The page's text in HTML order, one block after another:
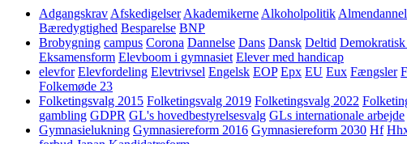
Adgangskrav Afskedigelser Akademikerne Alkoholpolitik
Bæredygtighed Besparelse BNP
Brobygning campus Corona Dannelse Dans Dansk Deltid Demokratisk
Eksamensform Elevboom i gymnasiet Elever med handicap
elevfor Elevfordeling Elevtrivsel Engelsk EOP Epx EU Eux Fængsler
Folkemøde 23
Folketingsvalg 2015 Folketingsvalg 2019 Folketingsvalg 2022
gambling GDPR GL's hovedbestyrelsesvalg GLs internationale arbejde
Gymnasielukning Gymnasiereform 2016 Gymnasiereform 2030 Hf